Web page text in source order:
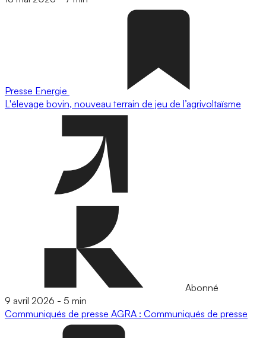
Presse Energie
L'élevage bovin, nouveau terrain de jeu de l’agrivoltaïsme
Abonné
9 avril 2026 - 5 min
Communiqués de presse AGRA : Communiqués de presse